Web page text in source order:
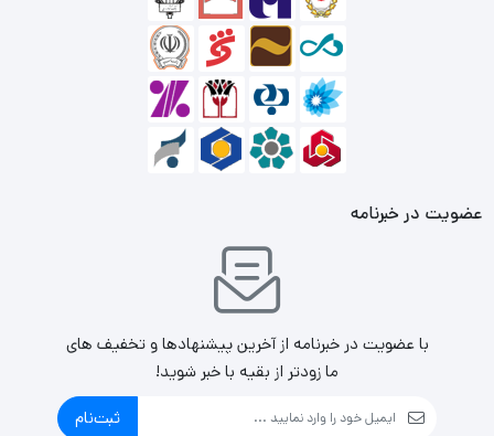
تجهیزات مرتبط با سیستم های نظارتی فعالیت می کند و بخشی
هاوک روانه بازار کرده است. در واقع این بخش از محصولات
شرکت سیگیت به منظور استفاده در سیستم های نظارتی و
داشتن حافظه چهار ترابایتی برای کاربرانی مناسب است که
اطلاعات زیادی را برای ذخیره کردن و آرشیو دارند. امکان ذخیره
سازی اطلاعات در این نوع از هارد دیسک داخلی با سرعت 8
مگاپیکسل بر ثانیه وجود دارد که می توان گفت تقریبا مقدار
عضویت در خبرنامه
با عضویت در خبرنامه از آخرین پیشنهادها و تخفیف های
ما زودتر از بقیه با خبر شوید!
ثبت‌نام